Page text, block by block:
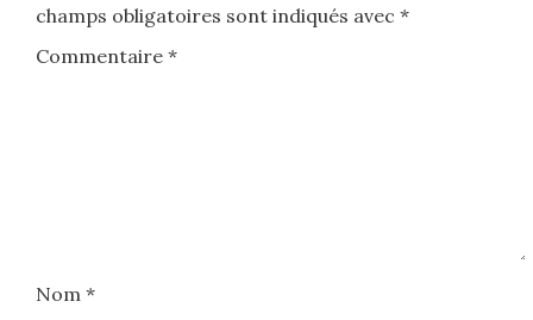
champs obligatoires sont indiqués avec *
Commentaire *
Nom *